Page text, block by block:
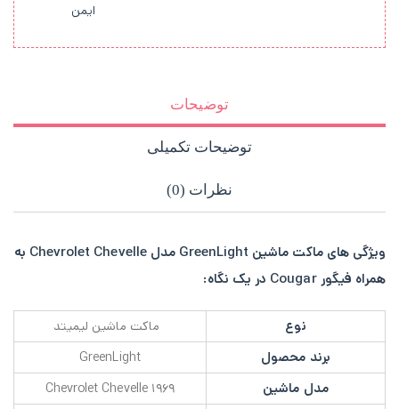
ایمن
توضیحات
توضیحات تکمیلی
نظرات (0)
ویژگی های ماکت ماشین GreenLight مدل Chevrolet Chevelle به
همراه فیگور Cougar در یک نگاه:
نوع ماکت ماشین لیمیتد
برند محصول GreenLight
مدل ماشین ۱۹۶۹ Chevrolet Chevelle